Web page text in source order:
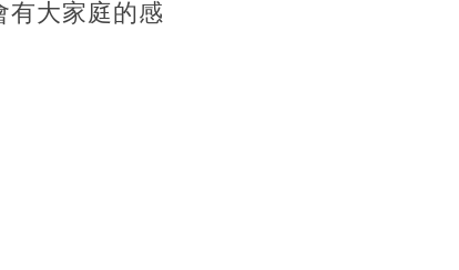
有大家庭的感